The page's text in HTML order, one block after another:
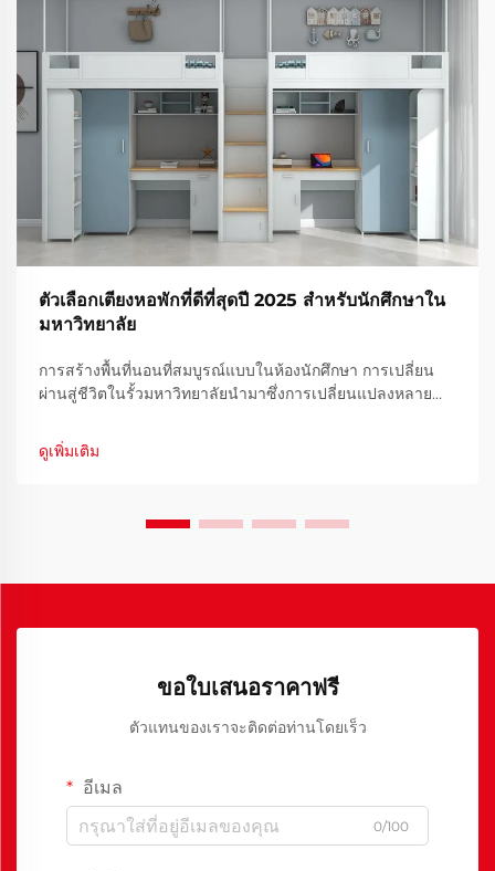
ตัวเลือกเตียงหอพักที่ดีที่สุดปี 2025 สำหรับนักศึกษาใน
มหาวิทยาลัย
การสร้างพื้นที่นอนที่สมบูรณ์แบบในห้องนักศึกษา การเปลี่ยน
ผ่านสู่ชีวิตในรั้วมหาวิทยาลัยนำมาซึ่งการเปลี่ยนแปลงหลาย
ในพื้นที่อาศัยแห่งใหม่ เตียงหอพักที่เลือกอย่างเหมาะสมสามารถ
สร้างความแตกต่างได้อย่างมาก...
ดูเพิ่มเติม
ขอใบเสนอราคาฟรี
ตัวแทนของเราจะติดต่อท่านโดยเร็ว
อีเมล
0/100